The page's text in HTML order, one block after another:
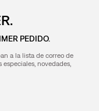
PEDIDO.
a la lista de correo de
novedades,